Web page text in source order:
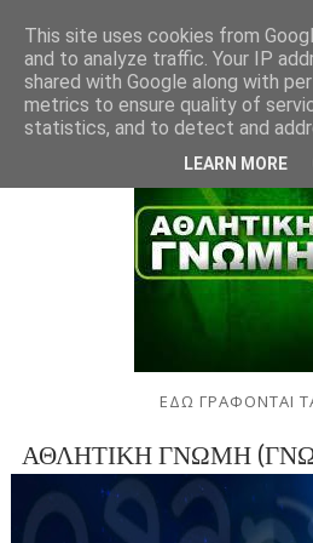
ΕΔΩ ΓΡΑΦΟΝΤΑΙ
ΑΘΛΗΤΙΚΗ ΓΝΩΜΗ
This site uses cookies from
and to analyze traffic. Your IP
shared with Google along with
metrics to ensure quality of
statistics, and to detect and
LEARN MORE